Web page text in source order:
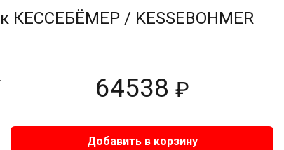
КЕССЕБЁМЕР / KESSEBOHMER
64538 ₽
Добавить в корзину